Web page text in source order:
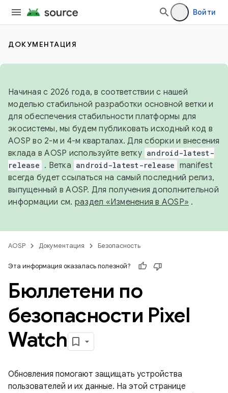
Войти
ДОКУМЕНТАЦИЯ
Начиная с 2026 года, в соответствии с нашей
моделью стабильной разработки основной ветки и
для обеспечения стабильности платформы для
экосистемы, мы будем публиковать исходный код в
AOSP во 2-м и 4-м кварталах. Для сборки и внесения
вклада в AOSP используйте ветку android-latest-
release . Ветка android-latest-release manifest
всегда будет ссылаться на самый последний релиз,
выпущенный в AOSP. Для получения дополнительной
информации см. раздел «Изменения в AOSP» .
AOSP Документация Безопасность
Эта информация оказалась полезной?
Бюллетени по
безопасности Pixel
Watch
Обновления помогают защищать устройства
пользователей и их данные. На этой странице